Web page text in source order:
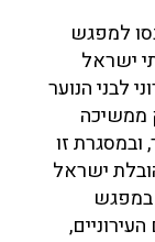
למפגש
ישראל
לבני הנוער
ממשיכה
ובמסגרת זו
ישראל
במפגש